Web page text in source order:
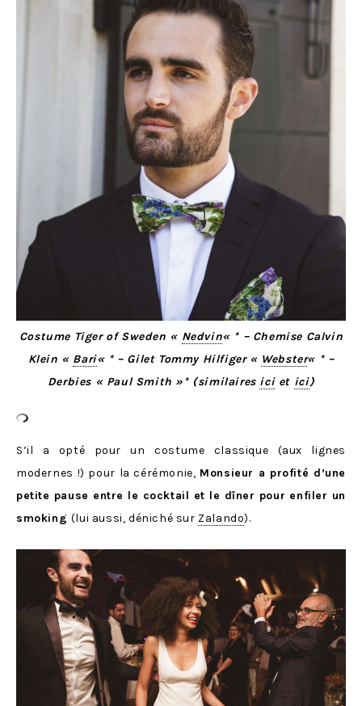
Costume Tiger of Sweden « Nedvin« * – Chemise Calvin
Klein « Bari« * – Gilet Tommy Hilfiger « Webster« * –
Derbies « Paul Smith »* (similaires iciet ici)
S’il a opté pour un costume classique (aux lignes
modernes !) pour la cérémonie, Monsieur a profité d’une
petite pause entre le cocktail et le dîner pour enfiler un
smoking (lui aussi, déniché sur Zalando).